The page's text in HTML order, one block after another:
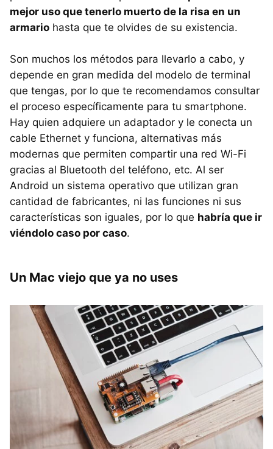
mejor uso que tenerlo muerto de la risa en un
armario hasta que te olvides de su existencia.
Son muchos los métodos para llevarlo a cabo, y
depende en gran medida del modelo de terminal
que tengas, por lo que te recomendamos consultar
el proceso específicamente para tu smartphone.
Hay quien adquiere un adaptador y le conecta un
cable Ethernet y funciona, alternativas más
modernas que permiten compartir una red Wi-Fi
gracias al Bluetooth del teléfono, etc. Al ser
Android un sistema operativo que utilizan gran
cantidad de fabricantes, ni las funciones ni sus
características son iguales, por lo que habría que ir
viéndolo caso por caso.
Un Mac viejo que ya no uses